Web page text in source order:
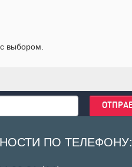
выбором.
ПО ТЕЛЕФОНУ: